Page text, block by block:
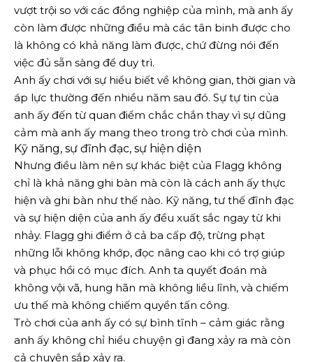
vượt trội so với các đồng nghiệp của mình, mà anh ấy
còn làm được những điều mà các tân binh được cho
là không có khả năng làm được, chứ đừng nói đến
việc đủ sẵn sàng để duy trì.
Anh ấy chơi với sự hiểu biết về không gian, thời gian và
áp lực thường đến nhiều năm sau đó. Sự tự tin của
anh ấy đến từ quan điểm chắc chắn thay vì sự dũng
cảm mà anh ấy mang theo trong trò chơi của mình.
Kỹ năng, sự đĩnh đạc, sự hiện diện
Nhưng điều làm nên sự khác biệt của Flagg không
chỉ là khả năng ghi bàn mà còn là cách anh ấy thực
hiện và ghi bàn như thế nào. Kỹ năng, tư thế đĩnh đạc
và sự hiện diện của anh ấy đều xuất sắc ngay từ khi
nhảy. Flagg ghi điểm ở cả ba cấp độ, trừng phạt
những lỗi không khớp, đọc nâng cao khi có trợ giúp
và phục hồi có mục đích. Anh ta quyết đoán mà
không vội vã, hung hãn mà không liều lĩnh, và chiếm
ưu thế mà không chiếm quyền tấn công.
Trò chơi của anh ấy có sự bình tĩnh – cảm giác rằng
anh ấy không chỉ hiểu chuyện gì đang xảy ra mà còn
cả chuyện sắp xảy ra.